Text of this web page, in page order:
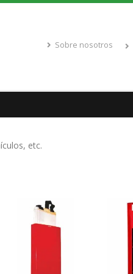
Sobre nosotros
etc.